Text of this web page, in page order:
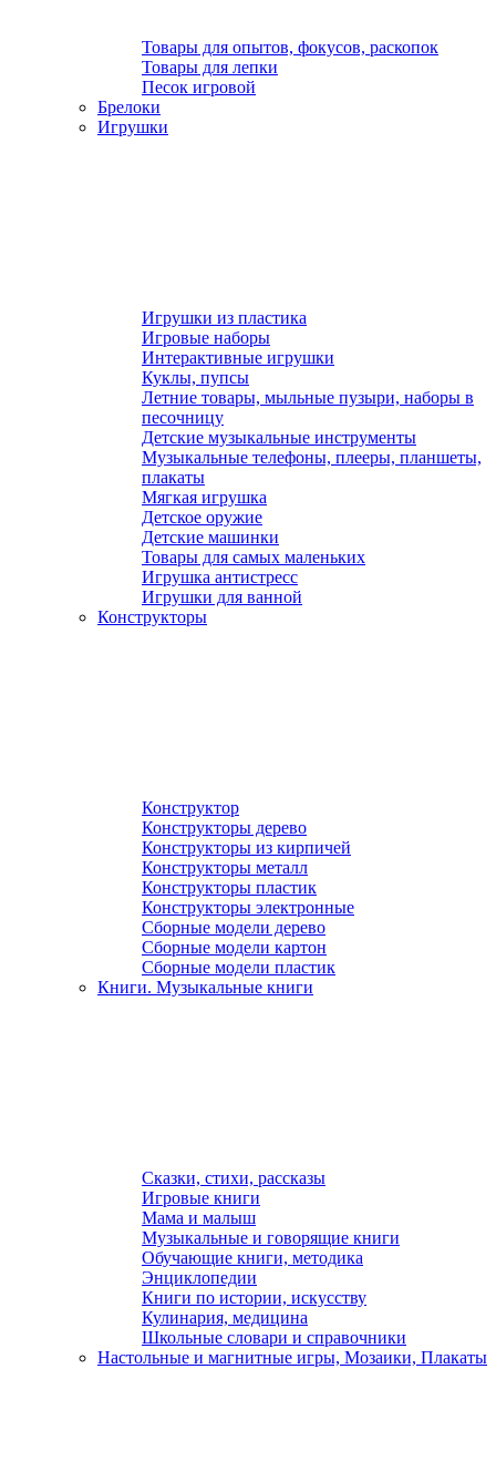
Товары для опытов, фокусов, раскопок
Товары для лепки
Песок игровой
Брелоки
Игрушки
Игрушки из пластика
Игровые наборы
Интерактивные игрушки
Куклы, пупсы
Летние товары, мыльные пузыри, наборы в
песочницу
Детские музыкальные инструменты
Музыкальные телефоны, плееры, планшеты,
плакаты
Мягкая игрушка
Детское оружие
Детские машинки
Товары для самых маленьких
Игрушка антистресс
Игрушки для ванной
Конструкторы
Конструктор
Конструкторы дерево
Конструкторы из кирпичей
Конструкторы металл
Конструкторы пластик
Конструкторы электронные
Сборные модели дерево
Сборные модели картон
Сборные модели пластик
Книги. Музыкальные книги
Сказки, стихи, рассказы
Игровые книги
Мама и малыш
Музыкальные и говорящие книги
Обучающие книги, методика
Энциклопедии
Книги по истории, искусству
Кулинария, медицина
Школьные словари и справочники
Настольные и магнитные игры, Мозаики, Плакаты